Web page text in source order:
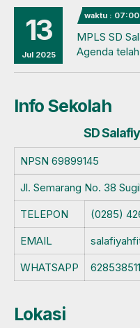
13
Jul 2025
waktu : 07:00
MPLS SD
Agenda
Info Sekolah
SD
NPSN 69899145
Jl. Semarang No. 38
TELEPON
(0285)
EMAIL
WHATSAPP
Lokasi